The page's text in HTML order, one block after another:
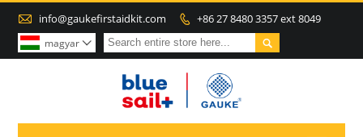
 info@gaukefirstaidkit.com  +86 27 8480 3357 ext 8049

magyar 